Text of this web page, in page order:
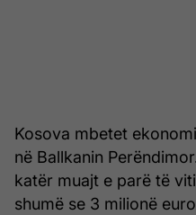
Kosova mbetet
në Ballkanin
katër muajt e parë të
shumë se 3 milionë